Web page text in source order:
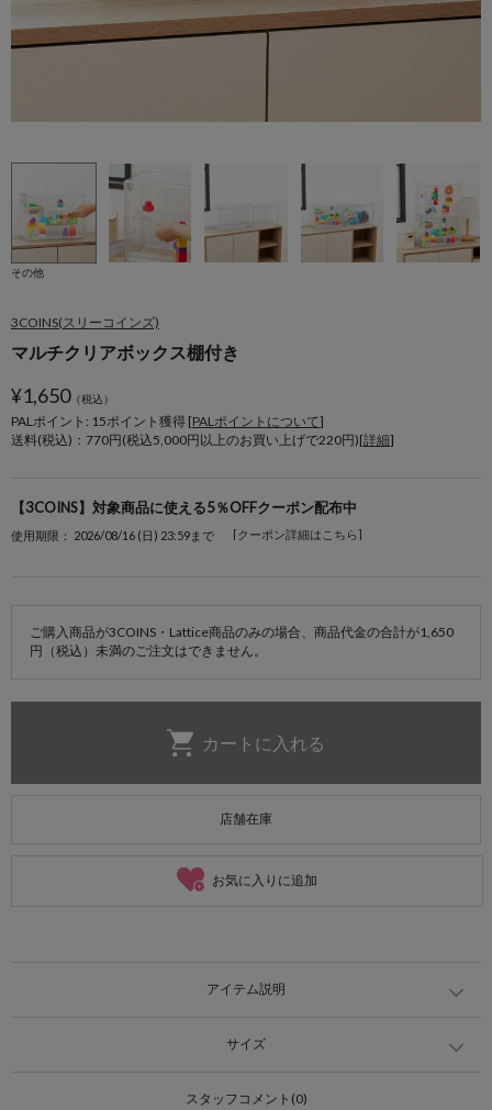
その他
3COINS(スリーコインズ)
マルチクリアボックス棚付き
¥1,650（税込）
PALポイント: 15ポイント獲得 [PALポイントについて]
送料(税込)：770円(税込5,000円以上のお買い上げで220円)[詳細]
【3COINS】対象商品に使える5％OFFクーポン配布中
使用期限： 2026/08/16 (日) 23:59まで [クーポン詳細はこちら]
ご購入商品が3COINS・Lattice商品のみの場合、商品代金の合計が1,650
円（税込）未満のご注文はできません。
店舗在庫
お気に入りに追加
アイテム説明
サイズ
スタッフコメント(0)